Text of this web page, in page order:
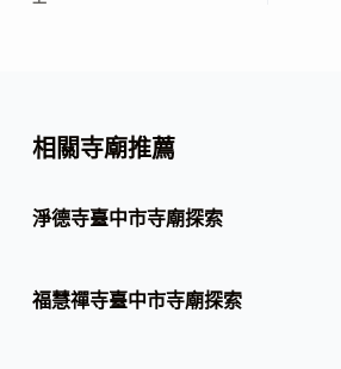
相關寺廟推薦
淨德寺臺中市寺廟探索
福慧禪寺臺中市寺廟探索